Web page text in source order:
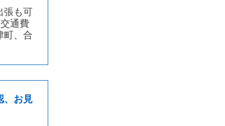
張も可
通費
町、合
、お見